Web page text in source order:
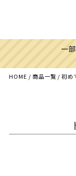
一
HOME 商品一覧 初め